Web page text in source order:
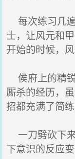
每次练习几
士，让风元和
开始的时候，
侯府上的精
厮杀的经历，
招都充满了简练
一刀劈砍下
下意识的反应变